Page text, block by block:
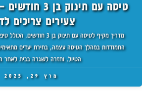
טיסה עם תינוק
צעירים צריכים
מדריך מקיף לטיסה עם תינוק בן
התמודדות במהלך הטיסה עצמה, בחירת יעדים
הטיול, וחזרה לשגרה בבית לאחר
מרץ 29, 2025